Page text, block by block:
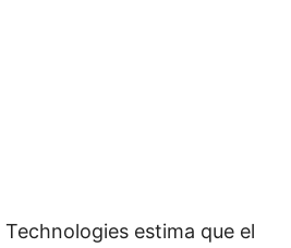
estima que el